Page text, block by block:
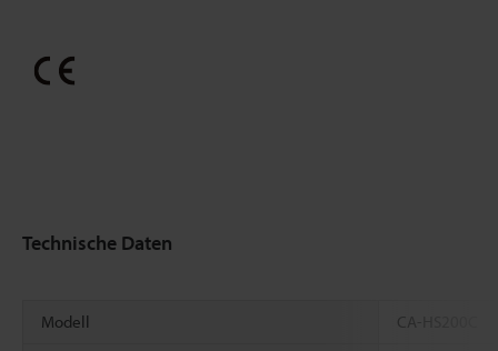
Technische Daten
Modell CA-HS200C